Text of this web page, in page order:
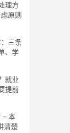
理方
原则
三条
、学
就业
提前
– 本
清楚